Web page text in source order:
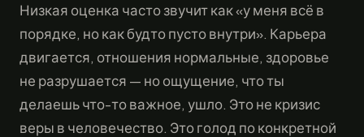
Низкая оценка часто звучит как «у меня всё в
порядке, но как будто пусто внутри». Карьера
двигается, отношения нормальные, здоровье
не разрушается — но ощущение, что ты
делаешь что-то важное, ушло. Это не кризис
веры в человечество. Это голод по конкретной